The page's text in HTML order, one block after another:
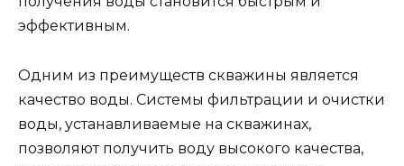
эффективным.
Одним из преимуществ скважины является
качество воды. Системы фильтрации и очистки
воды, устанавливаемые на скважинах,
позволяют получить воду высокого качества,